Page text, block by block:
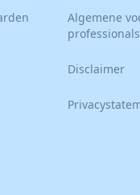
Algemene
professionals
Disclaimer